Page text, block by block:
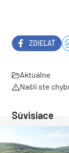
ZDIEĽAŤ
Aktuálne
Našli ste
Súvisiace